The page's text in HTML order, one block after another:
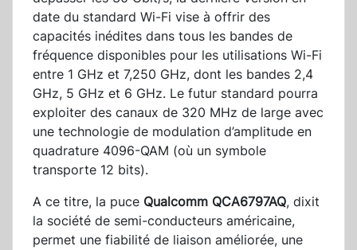
date du standard Wi-Fi vise à offrir des
capacités inédites dans tous les bandes de
fréquence disponibles pour les utilisations Wi-Fi
entre 1 GHz et 7,250 GHz, dont les bandes 2,4
GHz, 5 GHz et 6 GHz. Le futur standard pourra
exploiter des canaux de 320 MHz de large avec
une technologie de modulation d’amplitude en
quadrature 4096-QAM (où un symbole
transporte 12 bits).
A ce titre, la puce Qualcomm QCA6797AQ, dixit
la société de semi-conducteurs américaine,
permet une fiabilité de liaison améliorée, une